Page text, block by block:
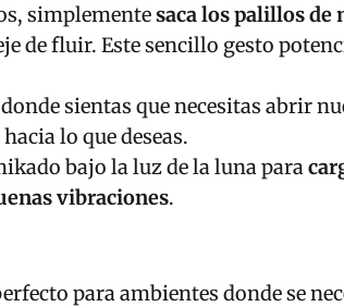
simplementesaca los palillos de
de fluir. Este sencillo gesto
sientas que necesitas abrir
lo que deseas.
bajo la luz de la luna para
vibraciones.
para ambientes donde se